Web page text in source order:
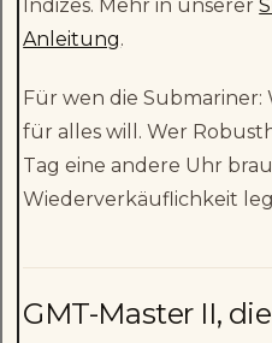
Indizes. Mehr in unserer
Anleitung.
Für wen die Submariner:
für alles will. Wer
Tag eine andere Uhr
Wiederverkäuflichkeit
GMT-Master II,